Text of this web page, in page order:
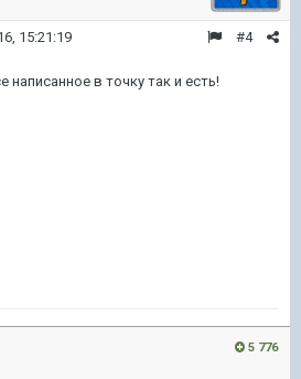
#4
15:21:19
написанное в точку так и есть!
5 776